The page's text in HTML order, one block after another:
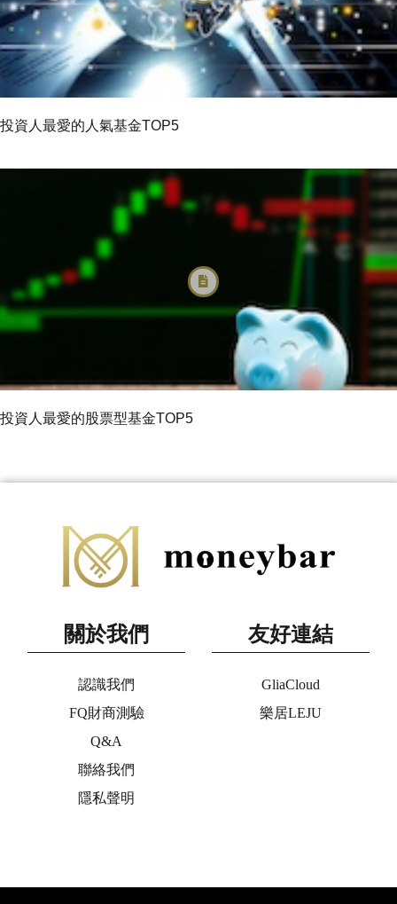
投資人最愛的人氣基金TOP5
投資人最愛的股票型基金TOP5
關於我們
認識我們
FQ財商測驗
Q&A
聯絡我們
隱私聲明
友好連結
GliaCloud
樂居LEJU